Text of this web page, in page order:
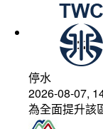
停水
2026-08-07,
為全面提升該